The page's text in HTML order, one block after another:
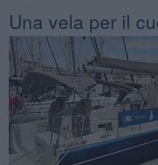
Una vela per il